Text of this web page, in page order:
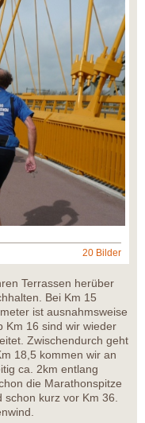
20 Bilder
Terrassen herüber
Bei Km 15
ist ausnahmsweise
Km 16 sind wir wieder
Zwischendurch geht
18,5 kommen wir an
ca. 2km entlang
die Marathonspitze
kurz vor Km 36.